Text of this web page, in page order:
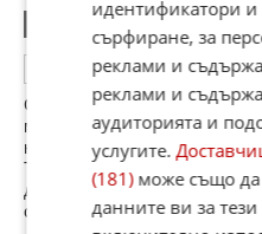
Червендалест
ОТГОВОР
Сега ще вървят едни
мъртва. Не, слаба е но е в
наложи частично част от
Така се казваше. Беше
дойде ред "другарката"
състояние на амок.
идентификатори и
сърфиране, за
реклами и
реклами и
аудиторията и
услугите.
(181)може също да
данните ви за